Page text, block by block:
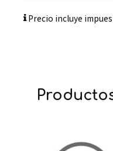
Precio incluye